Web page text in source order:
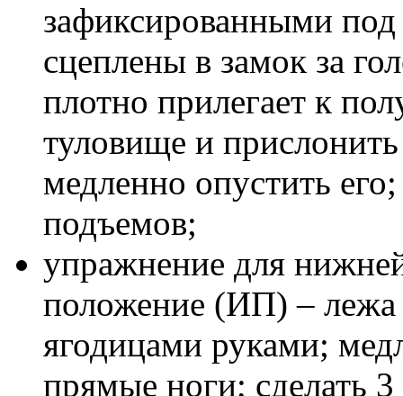
зафиксированными
сцеплены в замок за
плотно прилегает к
туловище и
медленно опустить
подъемов;
упражнение для
положение (ИП) – лежа
ягодицами руками;
прямые ноги; сделать